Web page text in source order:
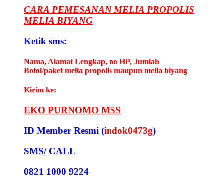
CARA PEMESANAN MELIA PROPOLIS
MELIA BIYANG
Ketik sms:
Nama, Alamat Lengkap, no HP, Jumlah
Botol/paket melia propolis maupun melia biyang
Kirim ke:
EKO PURNOMO MSS
ID Member Resmi (indok0473g)
SMS/ CALL
0821 1000 9224